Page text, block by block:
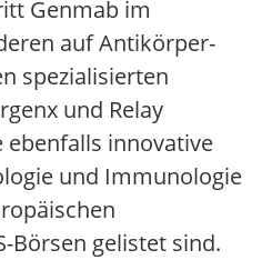
Genmab im
auf Antikörper-
spezialisierten
und Relay
ebenfalls innovative
und Immunologie
Börsen gelistet sind.